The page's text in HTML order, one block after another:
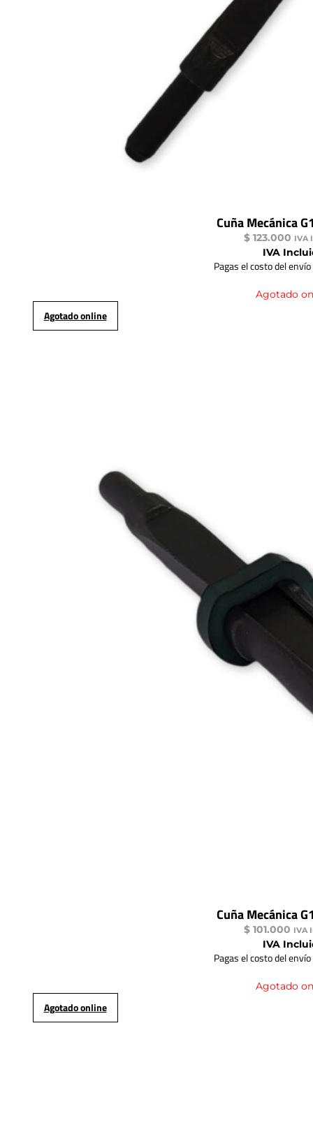
Cuña Mecánica
$123.000 IVA
IVA
Pagas el costo del
Agotado
Agotado online
Cuña Mecánica
$ 101.000 IVA
IVA
Pagas el costo del
Agotado
Agotado online